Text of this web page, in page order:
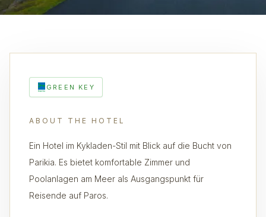
GREEN KEY
ABOUT THE HOTEL
Ein Hotel im Kykladen-Stil mit Blick auf die Bucht von
Parikia. Es bietet komfortable Zimmer und
Poolanlagen am Meer als Ausgangspunkt für
Reisende auf Paros.